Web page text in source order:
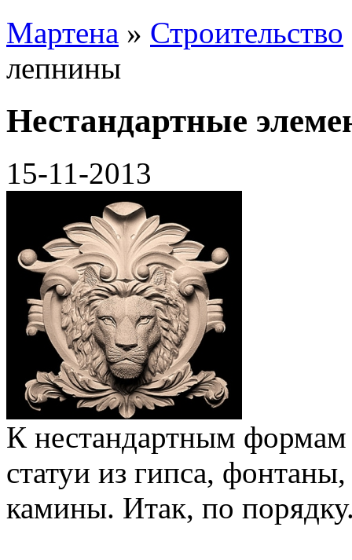
Мартена » Строительство
лепнины
Нестандартные
15-11-2013
К нестандартным формам
статуи из гипса,
камины. Итак, по